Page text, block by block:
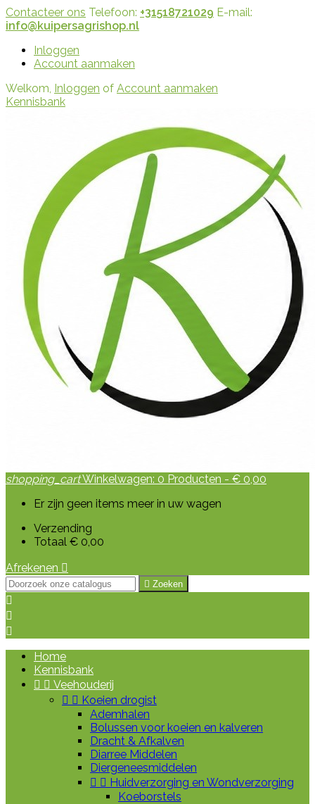
Contacteer ons Telefoon: +31518721029 E-mail:
info@kuipersagrishop.nl
Inloggen
Account aanmaken
Welkom, Inloggen of Account aanmaken
Kennisbank
shopping_cartWinkelwagen: 0 Producten - € 0,00
Er zijn geen items meer in uw wagen
Verzending
Totaal € 0,00
Afrekenen 
 Zoeken



Home
Kennisbank
  Veehouderij
  Koeien drogist
Ademhalen
Bolussen voor koeien en kalveren
Dracht & Afkalven
Diarree Middelen
Diergeneesmiddelen
  Huidverzorging en Wondverzorging
Koeborstels